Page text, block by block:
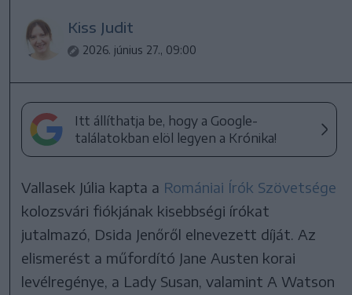
Kiss Judit
2026. június 27., 09:00
Itt állíthatja be, hogy a Google-
találatokban elöl legyen a Krónika!
Vallasek Júlia kapta a Romániai Írók Szövetsége
kolozsvári fiókjának kisebbségi írókat
jutalmazó, Dsida Jenőről elnevezett díját. Az
elismerést a műfordító Jane Austen korai
levélregénye, a Lady Susan, valamint A Watson